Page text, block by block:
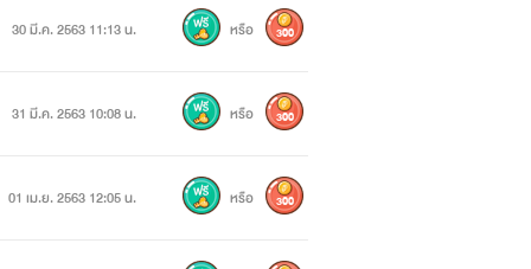
30 มี.ค. 2563 11:13 น. หรือ 300
31 มี.ค. 2563 10:08 น. หรือ 300
01 เม.ย. 2563 12:05 น. หรือ 300